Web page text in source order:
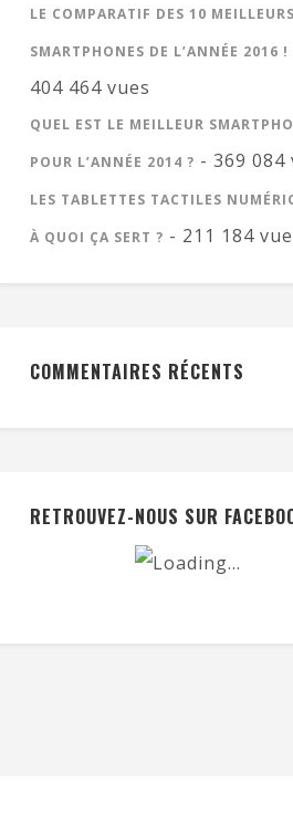
LE COMPARATIF DES 10 MEILLEURS
SMARTPHONES DE L’ANNÉE 2016 !
404 464 vues
QUEL EST LE MEILLEUR
POUR L’ANNÉE 2014 ? - 369 084
LES TABLETTES TACTILES
À QUOI ÇA SERT ? - 211 184
COMMENTAIRES RÉCENTS
RETROUVEZ-NOUS SUR